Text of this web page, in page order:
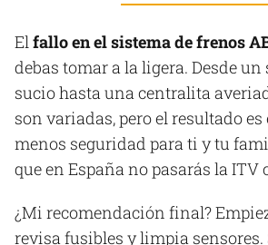
El fallo en el sistema de frenos
debas tomar a la ligera. Desde
sucio hasta una centralita
son variadas, pero el resultado
menos seguridad para ti y tu
que en España no pasarás la ITV
¿Mi recomendación final?
revisa fusibles y limpia sensores.